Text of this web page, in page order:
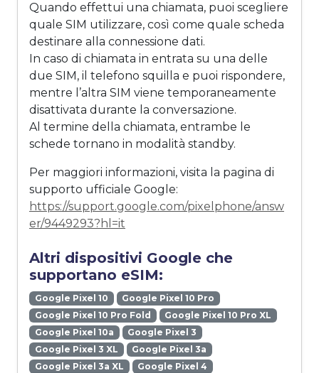
Quando effettui una chiamata, puoi scegliere
quale SIM utilizzare, così come quale scheda
destinare alla connessione dati.
In caso di chiamata in entrata su una delle
due SIM, il telefono squilla e puoi rispondere,
mentre l’altra SIM viene temporaneamente
disattivata durante la conversazione.
Al termine della chiamata, entrambe le
schede tornano in modalità standby.
Per maggiori informazioni, visita la pagina di
supporto ufficiale Google:
https://support.google.com/pixelphone/answ
er/9449293?hl=it
Altri dispositivi Google che
supportano eSIM:
Google Pixel 10
Google Pixel 10 Pro
Google Pixel 10 Pro Fold
Google Pixel 10 Pro XL
Google Pixel 10a
Google Pixel 3
Google Pixel 3 XL
Google Pixel 3a
Google Pixel 3a XL
Google Pixel 4